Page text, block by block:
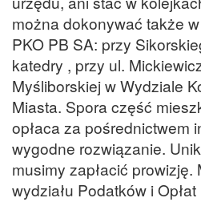
można dokonywać także
PKO PB SA: przy
katedry , przy ul.
Myśliborskiej w Wydziale
Miasta. Spora część
opłaca za pośrednictwem
wygodne rozwiązanie.
musimy zapłacić prowizję.
wydziału Podatków i